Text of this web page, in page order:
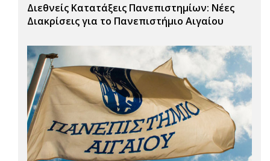
Διεθνείς Κατατάξεις Πανεπιστημίων: Νέες
Διακρίσεις για το Πανεπιστήμιο Αιγαίου